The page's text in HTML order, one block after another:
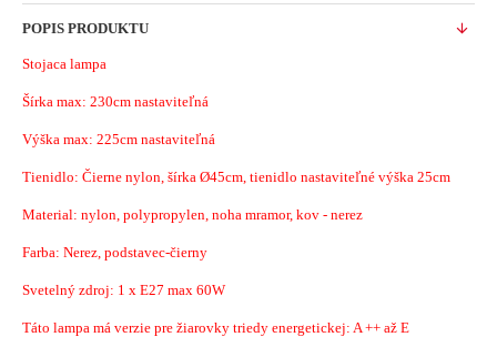
POPIS PRODUKTU
Stojaca lampa
Šírka max: 230cm nastaviteľná
Výška max: 225cm nastaviteľná
Tienidlo: Čierne nylon, šírka Ø45cm, tienidlo nastaviteľné výška 25cm
Material: nylon, polypropylen, noha mramor, kov - nerez
Farba: Nerez, podstavec-čierny
Svetelný zdroj: 1 x E27 max 60W
Táto lampa má verzie pre žiarovky triedy energetickej: A ++ až E